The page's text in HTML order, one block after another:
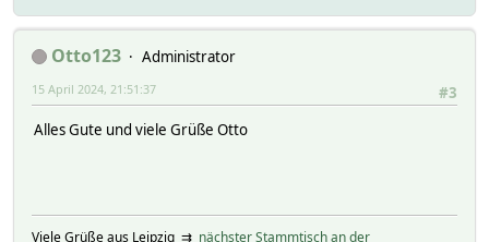
Otto123
Administrator
#3
15 April 2024, 21:51:37
Alles Gute und viele Grüße Otto
Viele Grüße aus Leipzig ⇉ nächster Stammtisch an der